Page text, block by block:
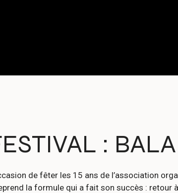
:
de fêter les 15 ans de l’association
la formule qui a fait son succès : retour